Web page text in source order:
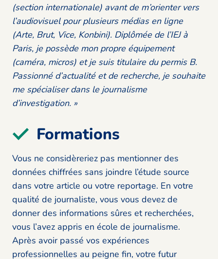
(section internationale) avant de m’orienter vers
l’audiovisuel pour plusieurs médias en ligne
(Arte, Brut, Vice, Konbini). Diplômée de l’IEJ à
Paris, je possède mon propre équipement
(caméra, micros) et je suis titulaire du permis B.
Passionné d’actualité et de recherche, je souhaite
me spécialiser dans le journalisme
d’investigation. »
Formations
Vous ne considèreriez pas mentionner des
données chiffrées sans joindre l’étude source
dans votre article ou votre reportage. En votre
qualité de journaliste, vous vous devez de
donner des informations sûres et recherchées,
vous l’avez appris en école de journalisme.
Après avoir passé vos expériences
professionnelles au peigne fin, votre futur